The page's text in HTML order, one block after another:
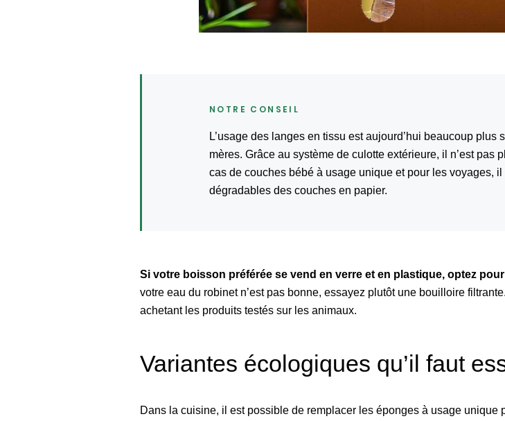
L’usage des langes en tissu est aujourd’hui beaucoup plus
mères. Grâce au système de culotte extérieure, il n’est pas
cas de couches bébé à usage unique et pour les voyages,
dégradables des couches en papier.
Si votre boisson préférée se vend en verre et en plastique, optez
votre eau du robinet n’est pas bonne, essayez plutôt une bouilloire
achetant les produits testés sur les animaux.
Variantes écologiques qu’il faut
Dans la cuisine, il est possible de remplacer les éponges à usage